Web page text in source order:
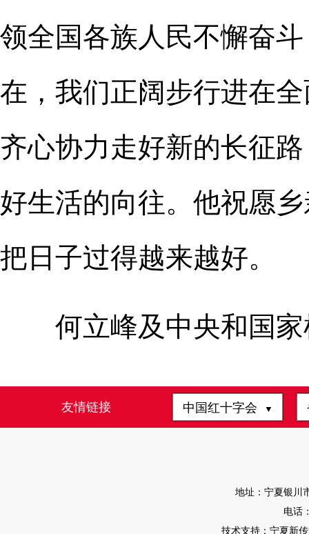
领全国各族人民不懈奋
在，我们正阔步行进在
齐心协力走好新的长征
好生活的向往。他祝愿
把日子过得越来越好。
何立峰及中央和国家
友情链接 中国红十字会 ▼
地址：宁夏银川
电话
技术支持：宁夏新